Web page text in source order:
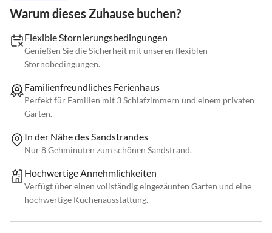
Warum dieses Zuhause buchen?
Flexible Stornierungsbedingungen
Genießen Sie die Sicherheit mit unseren flexiblen
Stornobedingungen.
Familienfreundliches Ferienhaus
Perfekt für Familien mit 3 Schlafzimmern und einem privaten
Garten.
In der Nähe des Sandstrandes
Nur 8 Gehminuten zum schönen Sandstrand.
Hochwertige Annehmlichkeiten
Verfügt über einen vollständig eingezäunten Garten und eine
hochwertige Küchenausstattung.